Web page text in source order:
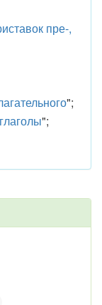
пре-,
";
";